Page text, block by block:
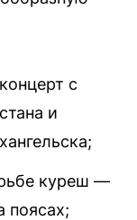
с
и
куреш —
поясах;